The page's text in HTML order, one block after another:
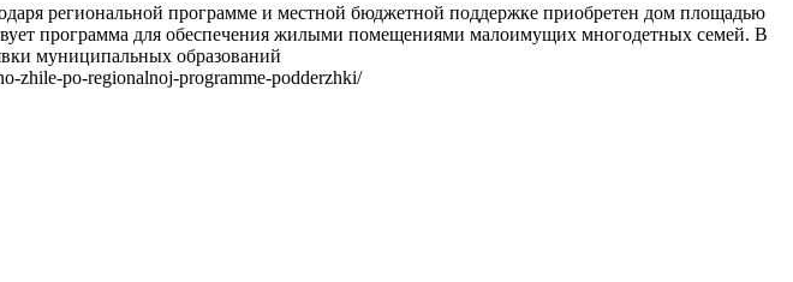
региональной программе и местной бюджетной поддержке приобретен дом площадью
программа для обеспечения жилыми помещениями малоимущих многодетных семей. В
муниципальных образований
zhile-po-regionalnoj-programme-podderzhki/